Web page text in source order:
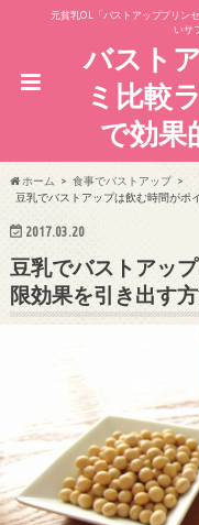
元貧乳OL「バストアッププリン
いサ
バスト
ミ比較
で効果
ホーム
食事でバストアップ
豆乳でバストアップは飲む時間がポ
2017.03.20
豆乳でバストアッ
限効果を引き出す